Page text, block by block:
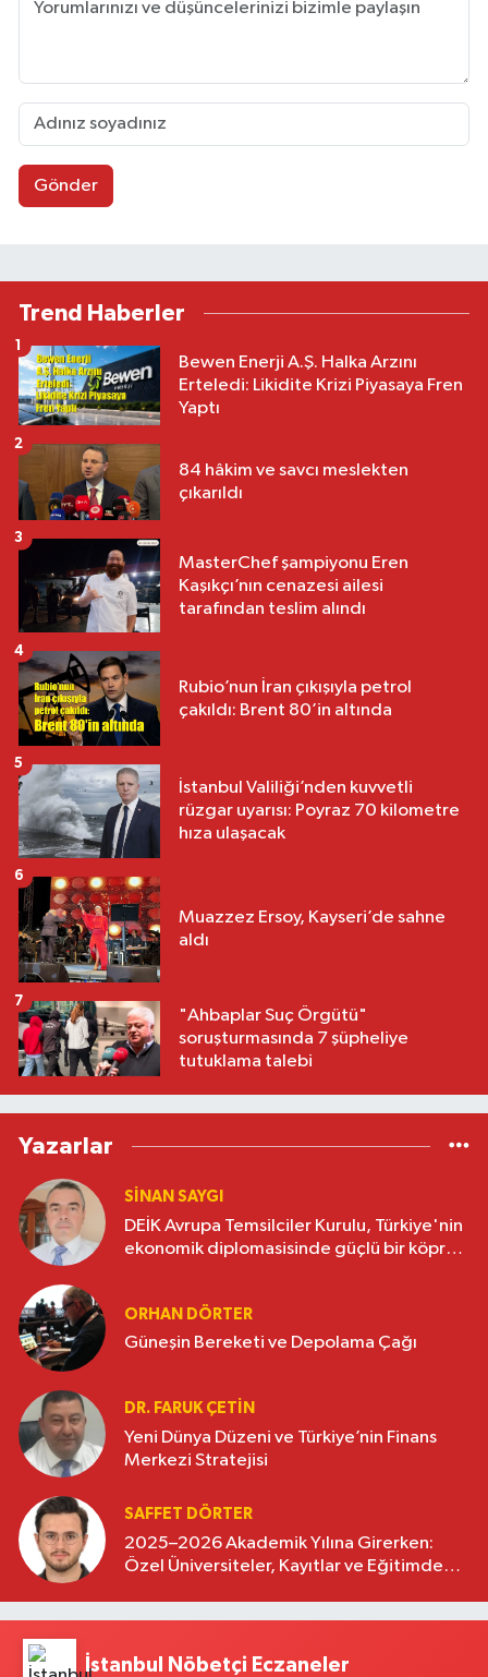
Gönder
Trend Haberler
Bewen Enerji A.Ş. Halka Arzını
Erteledi: Likidite Krizi Piyasaya Fren
Yaptı
1
84 hâkim ve savcı meslekten
çıkarıldı
2
MasterChef şampiyonu Eren
Kaşıkçı’nın cenazesi ailesi
tarafından teslim alındı
3
Rubio’nun İran çıkışıyla petrol
çakıldı: Brent 80’in altında
4
İstanbul Valiliği’nden kuvvetli
rüzgar uyarısı: Poyraz 70 kilometre
hıza ulaşacak
5
Muazzez Ersoy, Kayseri’de sahne
aldı
6
"Ahbaplar Suç Örgütü"
soruşturmasında 7 şüpheliye
tutuklama talebi
7
Yazarlar
SINAN SAYGI
DEİK Avrupa Temsilciler Kurulu, Türkiye'nin
ekonomik diplomasisinde güçlü bir köprü
ORHAN DÖRTER
Güneşin Bereketi ve Depolama Çağı
DR. FARUK ÇETİN
Yeni Dünya Düzeni ve Türkiye’nin Finans
Merkezi Stratejisi
SAFFET DÖRTER
2025–2026 Akademik Yılına Girerken:
Özel Üniversiteler, Kayıtlar ve Eğitimde
İstanbul Nöbetçi Eczaneler